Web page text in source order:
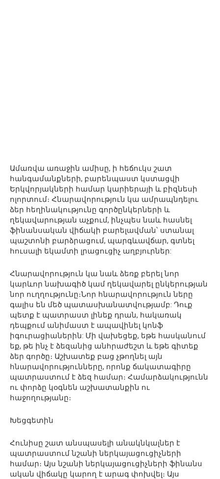
Ամառվա առաջին ամիսը, ի հեճուկս շատ
հանգամանքների, բարենպաստ կստացվի
Երկվորյակների համար կարիերայի և բիզնեսի
ոլորտում։ Հնարավորություն կա ամրապնդելու
ձեր հեղինակությունը գործընկերների և
ղեկավարության աչքում, ինչպես նաև հասնել
ֆինանսական վիճակի բարելավման՝ ստանալ
պաշտոնի բարձրացում, պարգևավճար, գտնել
հուսալի եկամտի լրացուցիչ աղբյուրներ:
Հնարավորություն կա նաև ձեռք բերել նոր
կարևոր նախագիծ կամ ղեկավարել ընկերության
նոր ուղղությունը։Նոր հնարավորություն ները
գալիս են մեծ պատասխանատվությամբ: Դուք
պետք է պատրաստ լինեք դրան, հակառակ
դեպքում անիմաստ է ապավինել կոնֆ
իգուրացիաներին: Մի վախեցեք, եթե հասկանում
եք, թե ինչ է ձեզանից անհրաժեշտ և եթե գիտեք
ձեր գործը։ Աշխատեք բաց չթողնել այն
հնարավորությունները, որոնք ճակատագիրը
պատրաստում է ձեզ համար։ Համարձակությունն
ու փորձը կօգնեն աշխատանքին ու
հաջողությանը։
Խեցգետին
Հունիսը շատ անսպասելի անակնկալներ է
պատրաստում նշանի ներկայացուցիչների
համար։ Այս նշանի ներկայացուցիչների ֆինանս
ական վիճակը կարող է արագ փոխվել։ Այս